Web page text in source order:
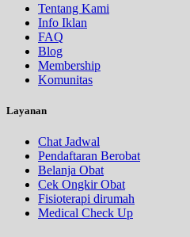
Tentang Kami
Info Iklan
FAQ
Blog
Membership
Komunitas
Layanan
Chat Jadwal
Pendaftaran Berobat
Belanja Obat
Cek Ongkir Obat
Fisioterapi dirumah
Medical Check Up